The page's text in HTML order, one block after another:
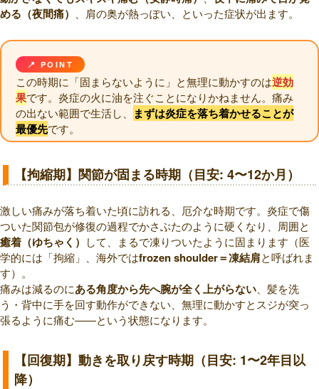
める（夜間痛）
、肩の奥が熱っぽい、といった症状が出ます。
📍 POINT
この時期に「固まらないように」と無理に動かすのは逆効
果です。炎症の火に油を注ぐことになりかねません。痛み
の出ない範囲で生活し、 まずは炎症を落ち着かせることが
最優先です。
【拘縮期】関節が固まる時期（目安: 4〜12か月）
激しい痛みが落ち着いた頃に訪れる、厄介な時期です。炎症で傷
ついた関節包が修復の過程でかさぶたのように硬くなり、周囲と
癒着（ゆちゃく） して、まるで凍りついたように固まります（医
学的には「拘縮」、海外ではfrozen shoulder＝凍結肩と呼ばれま
す）。
痛みは減るのにある角度から先へ腕が全く上がらない 、髪を洗
う・背中に手を回す動作ができない、無理に動かすとスジが突っ
張るように痛む——という状態になります。
【回復期】動きを取り戻す時期（目安: 1〜2年目以
降）